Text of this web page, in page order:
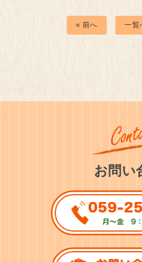
« 前へ 一覧
お問い